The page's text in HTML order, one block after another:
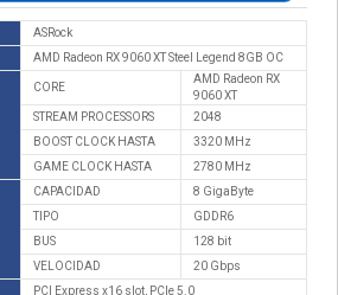
ASRock
AMD Radeon RX 9060 XT Steel Legend 8GB OC
CORE
AMD Radeon RX
9060 XT
STREAM PROCESSORS
2048
BOOST CLOCK HASTA
3320 MHz
GAME CLOCK HASTA
2780 MHz
CAPACIDAD
8 GigaByte
TIPO
GDDR6
BUS
128 bit
VELOCIDAD
20 Gbps
PCI Express x16 slot, PCIe 5.0